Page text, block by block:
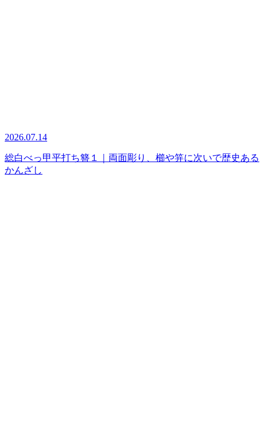
2026.07.14
総白べっ甲平打ち簪１｜両面彫り、櫛や笄に次いで歴史ある
かんざし